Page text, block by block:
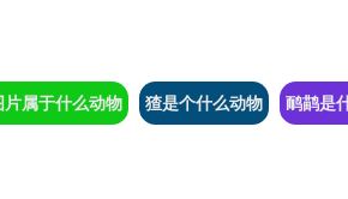
片属于什么动物 猹是个什么动物 鸸鹋是